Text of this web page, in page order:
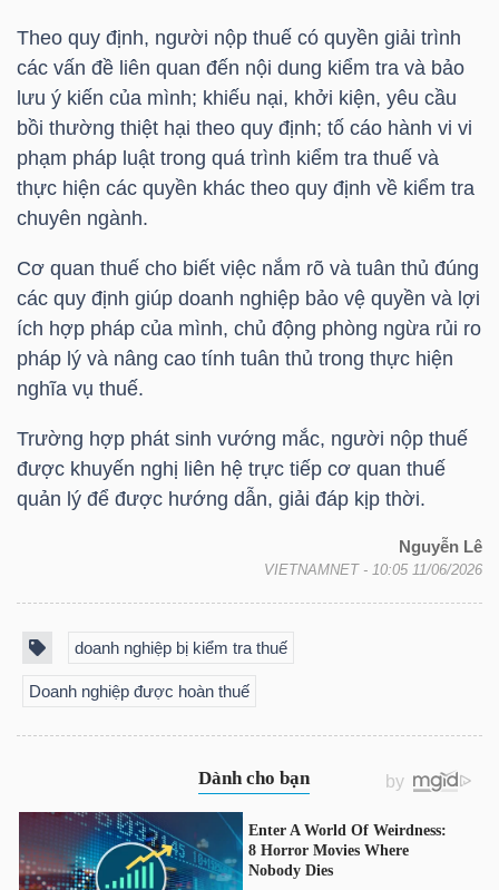
Theo quy định, người nộp thuế có quyền giải trình
các vấn đề liên quan đến nội dung kiểm tra và bảo
lưu ý kiến của mình; khiếu nại, khởi kiện, yêu cầu
bồi thường thiệt hại theo quy định; tố cáo hành vi vi
phạm pháp luật trong quá trình kiểm tra thuế và
thực hiện các quyền khác theo quy định về kiểm tra
chuyên ngành.
Cơ quan thuế cho biết việc nắm rõ và tuân thủ đúng
các quy định giúp doanh nghiệp bảo vệ quyền và lợi
ích hợp pháp của mình, chủ động phòng ngừa rủi ro
pháp lý và nâng cao tính tuân thủ trong thực hiện
nghĩa vụ thuế.
Trường hợp phát sinh vướng mắc, người nộp thuế
được khuyến nghị liên hệ trực tiếp cơ quan thuế
quản lý để được hướng dẫn, giải đáp kịp thời.
Nguyễn Lê
VIETNAMNET - 10:05 11/06/2026
doanh nghiệp bị kiểm tra thuế
Doanh nghiệp được hoàn thuế
PHÁI
PHIẾU
CÔNG
ĐẦU
TƯ
DỮ
Ngành
VS-
SECTOR